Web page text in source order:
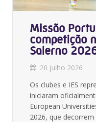
Missão
competição
Salerno
20 julho 2026
Os clubes e IES
iniciaram
European
2026, que